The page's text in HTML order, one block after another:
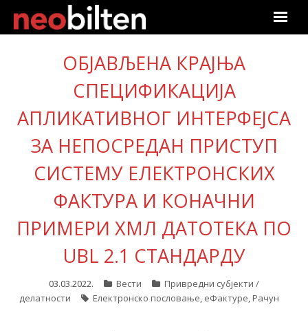
Почетна
Претрага
Актуелно
Подаци
О нама
Претплата
Пријава
ОБЈАВЉЕНА КРАЈЊА
СПЕЦИФИКАЦИЈА
АПЛИКАТИВНОГ ИНТЕРФЕЈСА
ЗА НЕПОСРЕДАН ПРИСТУП
СИСТЕМУ ЕЛЕКТРОНСКИХ
ФАКТУРА И КОНАЧНИ
ПРИМЕРИ XМЛ ДАТОТЕКА ПО
UBL 2.1 СТАНДАРДУ
03.03.2022. Вести
Привредни субјекти /
делатности
Електронско пословање, еФактуре, Рачун